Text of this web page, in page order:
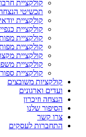
קולקציית
תכשיטי הנצחה
קולקציית
קולקציית
קולקציית
קולקציית
קולקציית
קולקציית
קולקציית
קולקציות משובצים
ועדים וארגונים
הנצחה וזיכרון
הסיפור שלנו
צרו קשר
התחברות לעסקים